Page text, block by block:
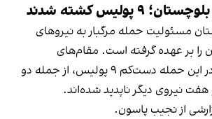
پولیس کشته شدند
مسئولیت حمله مرگبار به نیروهای
را بر عهده گرفته است. مقام‌های
پاکستانی می‌گویند در این حمله دست‌کم ۹ پولیس، از جمله دو
نیروی دیگر ناپدید شده‌اند.
از نجیب پاسون.